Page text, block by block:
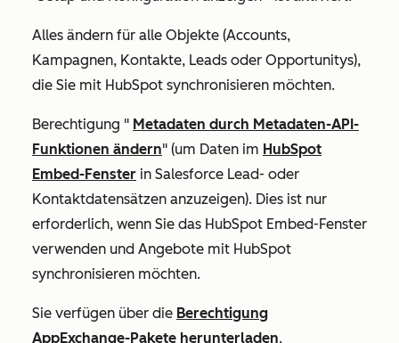
Alles ändern für alle Objekte (Accounts,
Kampagnen, Kontakte, Leads oder Opportunitys),
die Sie mit HubSpot synchronisieren möchten.
Berechtigung " Metadaten durch Metadaten-API-
Funktionen ändern" (um Daten im HubSpot
Embed-Fenster in Salesforce Lead- oder
Kontaktdatensätzen anzuzeigen). Dies ist nur
erforderlich, wenn Sie das HubSpot Embed-Fenster
verwenden und Angebote mit HubSpot
synchronisieren möchten.
Sie verfügen über die Berechtigung
AppExchange-Pakete herunterladen.